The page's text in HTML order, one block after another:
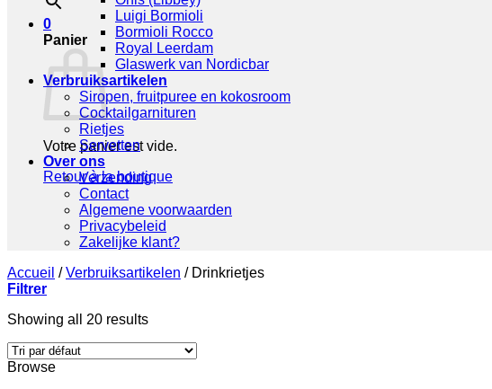
0
Panier
Votre panier est vide.
Retour à la boutique
Luigi Bormioli
Bormioli Rocco
Royal Leerdam
Glaswerk van Nordicbar
Verbruiksartikelen
Siropen, fruitpuree en kokosroom
Cocktailgarnituren
Rietjes
Servetten
Over ons
Verzending
Contact
Algemene voorwaarden
Privacybeleid
Zakelijke klant?
Accueil / Verbruiksartikelen /Drinkrietjes
Filtrer
Showing all 20 results
Browse